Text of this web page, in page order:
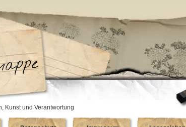
Kunst und Verantwortung